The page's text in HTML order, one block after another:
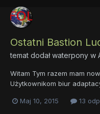
ortografii i interpunkcji ale
Ostatni Bastion
temat dodałwaterpony w
Witam Tym razem mam
Użytkownikom biur
ostatniej wyspie ludzi bez
Maj 10, 2015 13